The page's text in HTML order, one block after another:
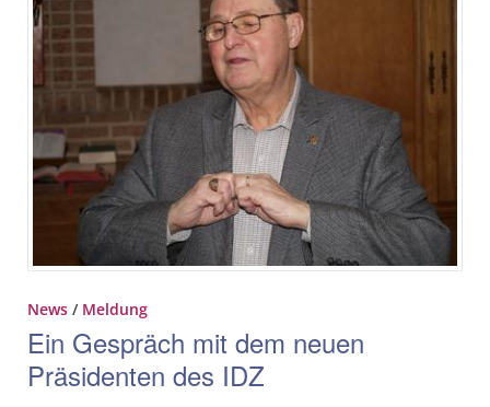
News / Meldung
Ein Gespräch mit dem neuen
Präsidenten des IDZ